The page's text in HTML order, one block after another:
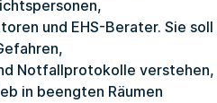
und EHS-Berater. Sie soll
Notfallprotokolle verstehen,
in beengten Räumen